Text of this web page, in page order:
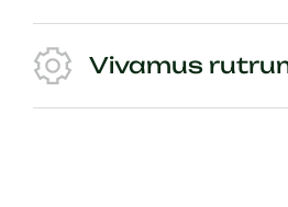
Vivamus